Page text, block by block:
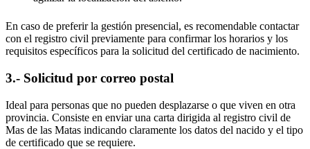
En caso de preferir la gestión presencial, es recomendable contactar
con el registro civil previamente para confirmar los horarios y los
requisitos específicos para la solicitud del certificado de nacimiento.
3.- Solicitud por correo postal
Ideal para personas que no pueden desplazarse o que viven en otra
provincia. Consiste en enviar una carta dirigida al registro civil de
Mas de las Matas indicando claramente los datos del nacido y el tipo
de certificado que se requiere.